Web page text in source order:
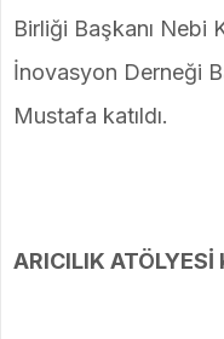
Birliği Başkanı Nebi
İnovasyon Derneği
Mustafa katıldı.
ARICILIK ATÖLYESİ